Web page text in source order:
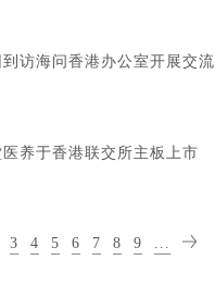
到访海问香港办公室开展交流
养于香港联交所主板上市
3 4 5 6 7 8 9